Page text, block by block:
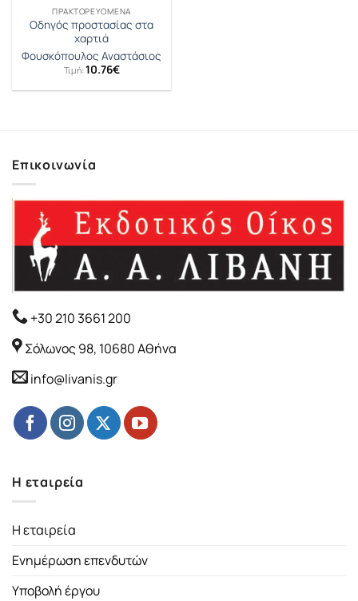
ΠΡΑΚΤΟΡΕΥΟΜΕΝΑ
Οδηγός προστασίας στα
χαρτιά
Φουσκόπουλος Αναστάσιος
Τιμή: 10.76€
Επικοινωνία
+30 210 3661 200
Σόλωνος 98, 10680 Αθήνα
info@livanis.gr
Η εταιρεία
Η εταιρεία
Ενημέρωση επενδυτών
Υποβολή έργου